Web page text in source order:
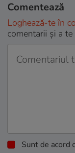
Comentează
Loghează-te în
comentarii și a
Sunt de acord